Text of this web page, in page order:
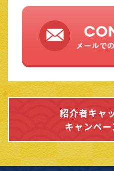
紹介者キャ
キャンペー